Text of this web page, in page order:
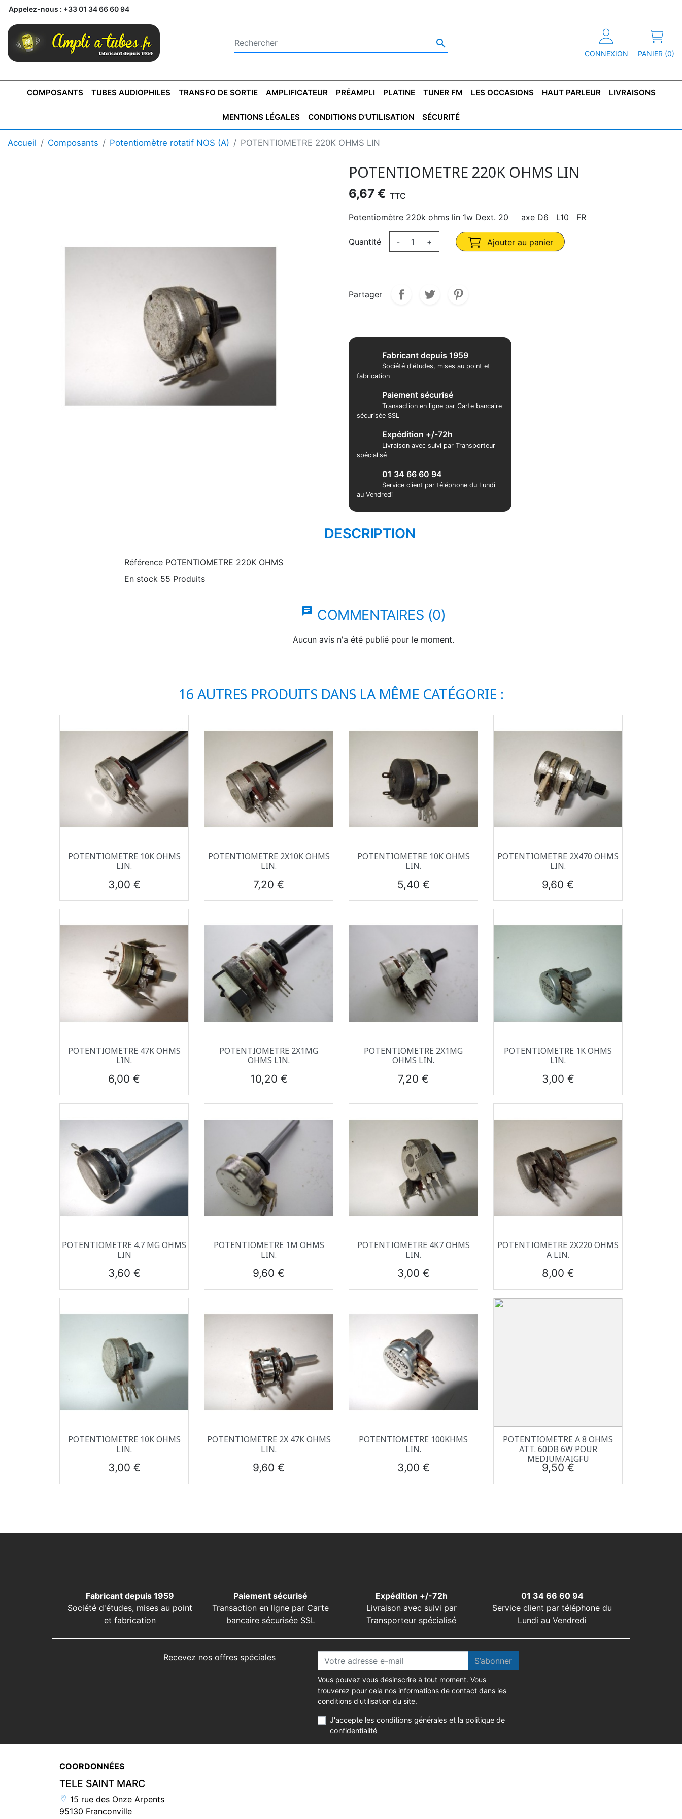
Appelez-nous : +33 01 34 66 60 94

CONNEXION PANIER (0)
COMPOSANTS
BONTONS
AXE 4MM
BONTONS
AXE 6MM
COFFRET
COFFRET
CONDENSATEUR
LCC PAS 5.08
CONDENSATEUR
CONDENSATEUR
TUBES AUDIOPHILES TRANSFO DE SORTIE
TRANSFORMATEUR DE SORTIE DE
CLASSE "A" SINGLE
TRANSFORMATEUR DE SORTIE
TRANSFO DE SORTIE
TRANSFO LINE
AMPLIFICATEUR
AMPLI MONO AMPLI STÉRÉO
PRÉAMPLI PLATINE TUNER FM LES OCCASIONS
AMPLIFICATEURS LECTEURS CD PRÉAMPLI AVEC TUNER PLATINES VINYLES MAGNÉTOPHONE
HAUT PARLEUR
SUPRAVOX FERTIN
LIVRAISONS
MENTIONS LÉGALES CONDITIONS D'UTILISATION SÉCURITÉ
Accueil Composants Potentiomètre rotatif NOS (A) POTENTIOMETRE 220K OHMS LIN
POTENTIOMETRE 220K OHMS LIN
6,67 € TTC
Potentiomètre 220k ohms lin 1w Dext. 20 axe D6 L10 FR
Quantité - + Ajouter au panier
Partager
Fabricant depuis 1959
Société d'études, mises au point et
fabrication
Paiement sécurisé
Transaction en ligne par Carte bancaire
sécurisée SSL
Expédition +/-72h
Livraison avec suivi par Transporteur
spécialisé
01 34 66 60 94
Service client par téléphone du Lundi
au Vendredi
DESCRIPTION
Référence POTENTIOMETRE 220K OHMS
En stock 55 Produits
chat COMMENTAIRES (0)
Aucun avis n'a été publié pour le moment.
16 AUTRES PRODUITS DANS LA MÊME CATÉGORIE :
Aperçu rapide
POTENTIOMETRE 10K OHMS
LIN.
Prix
3,00 €
Aperçu rapide
POTENTIOMETRE 2X10K OHMS
LIN.
Prix
7,20 €
Aperçu rapide
POTENTIOMETRE 10K OHMS
LIN.
Prix
5,40 €
Aperçu rapide
POTENTIOMETRE 2X470 OHMS
LIN.
Prix
9,60 €
Aperçu rapide
POTENTIOMETRE 47K OHMS
LIN.
Prix
6,00 €
 Aperçu rapide
POTENTIOMETRE 2X1MG
OHMS LIN.
Prix
10,20 €
 Aperçu rapide
POTENTIOMETRE 2X1MG
OHMS LIN.
Prix
7,20 €
Aperçu rapide
POTENTIOMETRE 1K OHMS
LIN.
Prix
3,00 €
Aperçu rapide
POTENTIOMETRE 4.7 MG OHMS
LIN
Prix
3,60 €
Aperçu rapide
POTENTIOMETRE 1M OHMS
LIN.
Prix
9,60 €
Aperçu rapide
POTENTIOMETRE 4K7 OHMS
LIN.
Prix
3,00 €
Aperçu rapide
POTENTIOMETRE 2X220 OHMS
A LIN.
Prix
8,00 €
Aperçu rapide
POTENTIOMETRE 10K OHMS
LIN.
Prix
3,00 €
Aperçu rapide
POTENTIOMETRE 2X 47K OHMS
LIN.
Prix
9,60 €
Aperçu rapide
POTENTIOMETRE 100KHMS
LIN.
Prix
3,00 €
Aperçu rapide
POTENTIOMETRE A 8 OHMS
ATT. 60DB 6W POUR
MEDIUM/AIGFU
Prix
9,50 €
Fabricant depuis 1959
Société d'études, mises au point
et fabrication
Paiement sécurisé
Transaction en ligne par Carte
bancaire sécurisée SSL
Expédition +/-72h
Livraison avec suivi par
Transporteur spécialisé
01 34 66 60 94
Service client par téléphone du
Lundi au Vendredi
Recevez nos offres spéciales S’abonner
Vous pouvez vous désinscrire à tout moment. Vous
trouverez pour cela nos informations de contact dans les
conditions d'utilisation du site.
J'accepte les conditions générales et la politique de
confidentialité
COORDONNÉES
TELE SAINT MARC
15 rue des Onze Arpents
95130 Franconville